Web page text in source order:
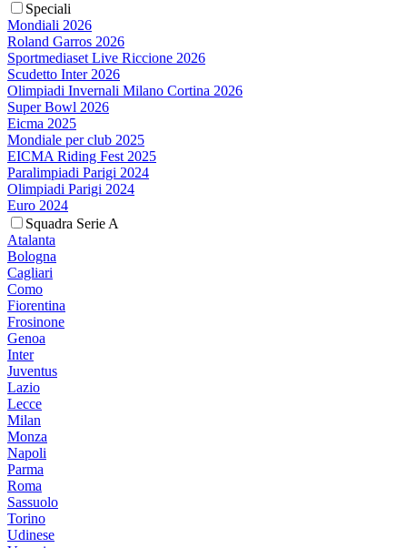
Speciali
Mondiali 2026
Roland Garros 2026
Sportmediaset Live Riccione 2026
Scudetto Inter 2026
Olimpiadi Invernali Milano Cortina 2026
Super Bowl 2026
Eicma 2025
Mondiale per club 2025
EICMA Riding Fest 2025
Paralimpiadi Parigi 2024
Olimpiadi Parigi 2024
Euro 2024
Squadra Serie A
Atalanta
Bologna
Cagliari
Como
Fiorentina
Frosinone
Genoa
Inter
Juventus
Lazio
Lecce
Milan
Monza
Napoli
Parma
Roma
Sassuolo
Torino
Udinese